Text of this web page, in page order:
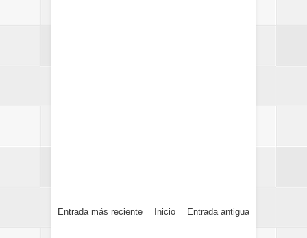
Entrada más reciente Entrada antigua
Inicio